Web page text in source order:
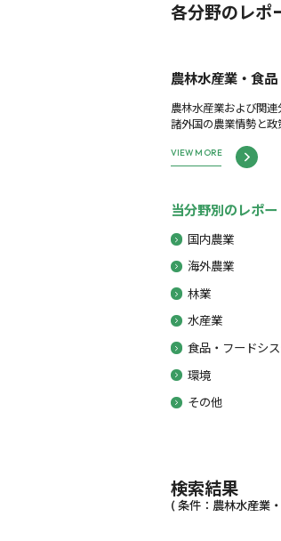
各分野のレポ
農林水産業・食
農林水産業および関連
諸外国の農業情勢と
VIEW MORE
当分野別のレポー
国内農業
海外農業
林業
水産業
食品・フードシ
環境
その他
検索結果
( 条件：農林水産業